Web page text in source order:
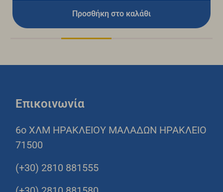
Προσθήκη στο καλάθι
Επικοινωνία
6o ΧΛΜ ΗΡΑΚΛΕΙΟΥ ΜΑΛΑΔΩΝ ΗΡΑΚΛΕΙΟ
71500
(+30) 2810 881555